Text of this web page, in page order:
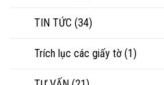
TIN TỨC (34)
Trích lục các giấy tờ (1)